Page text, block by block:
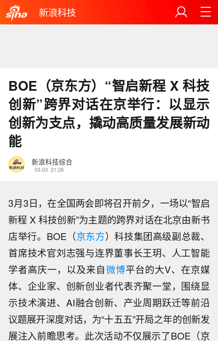
新浪科技
BOE（京东方）“智启新程 X 科技
创新”跨界对话在京举行：以显示
创新为支点，撬动高质量发展新动
能
新浪科技综合
03.03 21:26
3月3日，在全国两会即将召开前夕，一场以“智启
新程 X 科技创新”为主题的跨界对话在北京由新书
店举行。BOE（京东方）科技集团高级副总裁、
首席技术官刘志强与连界董事长王玥、人工智能
学者高庆一，以及来自微博平台的大V、在京媒
体、企业家、创新创业者代表齐聚一堂，围绕显
示技术演进、AI融合创新、产业周期跃迁等前沿
议题展开深度对话，为“十五五”开局之年的创新发
展注入前瞻思考。此次活动不仅展示了BOE（京